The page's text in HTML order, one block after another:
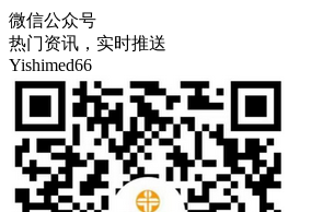
微信公众号
热门资讯，实时推送
Yishimed66